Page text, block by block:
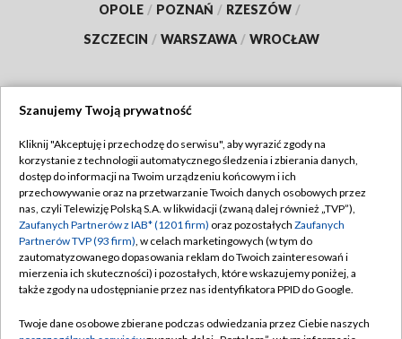
OPOLE / POZNAŃ / RZESZÓW /
SZCZECIN / WARSZAWA / WROCŁAW
TVP
Abonament TVP
Emisja w TVP
Centrum informacji TVP
Naziemna Telewizja Cyfrowa
Regulamin TVP
Polityka prywatności
Moje zgody
Pomoc
Szanujemy Twoją prywatność
Kliknij "Akceptuję i przechodzę do serwisu", aby wyrazić zgody na
korzystanie z technologii automatycznego śledzenia i zbierania danych,
dostęp do informacji na Twoim urządzeniu końcowym i ich
przechowywanie oraz na przetwarzanie Twoich danych osobowych przez
nas, czyli Telewizję Polską S.A. w likwidacji (zwaną dalej również „TVP”),
Zaufanych Partnerów z IAB* (1201 firm) oraz pozostałych Zaufanych
Partnerów TVP (93 firm), w celach marketingowych (w tym do
zautomatyzowanego dopasowania reklam do Twoich zainteresowań i
mierzenia ich skuteczności) i pozostałych, które wskazujemy poniżej, a
także zgody na udostępnianie przez nas identyfikatora PPID do Google.
Twoje dane osobowe zbierane podczas odwiedzania przez Ciebie naszych